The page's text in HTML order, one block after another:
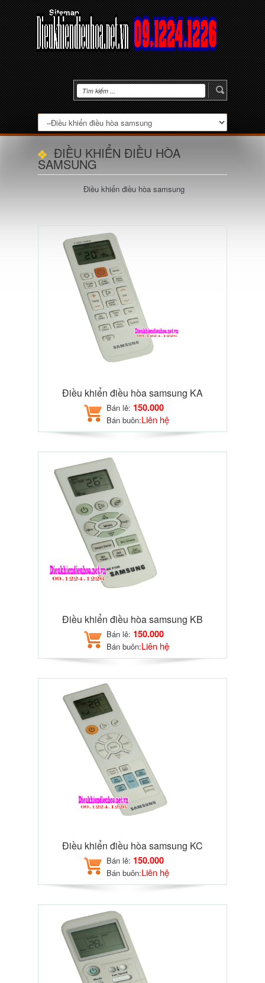
Sitemap
ĐIỀU KHIỂN ĐIỀU HÒA
SAMSUNG
Điều khiển điều hòa samsung
Điều khiển điều hòa samsung KA
Bán lẻ: 150.000
Bán buôn:Liên hệ
Điều khiển điều hòa samsung KB
Bán lẻ: 150.000
Bán buôn:Liên hệ
Điều khiển điều hòa samsung KC
Bán lẻ: 150.000
Bán buôn:Liên hệ